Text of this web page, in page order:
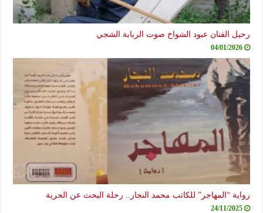
رحيل الفنان عبود الشواخ صوت الربابة الشجي
04/01/2026
رواية “المهاجر” للكاتب محمد النجار.. رحلة البحث عن الحرية
24/11/2025